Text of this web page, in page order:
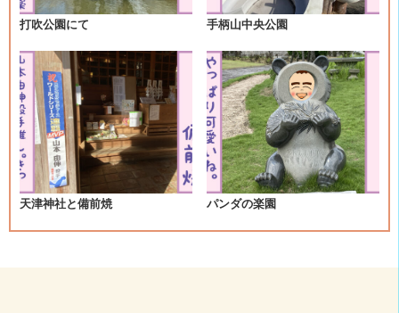
シ
ョ
ン
打吹公園にて 手柄山中央公園
天津神社と備前焼 パンダの楽園